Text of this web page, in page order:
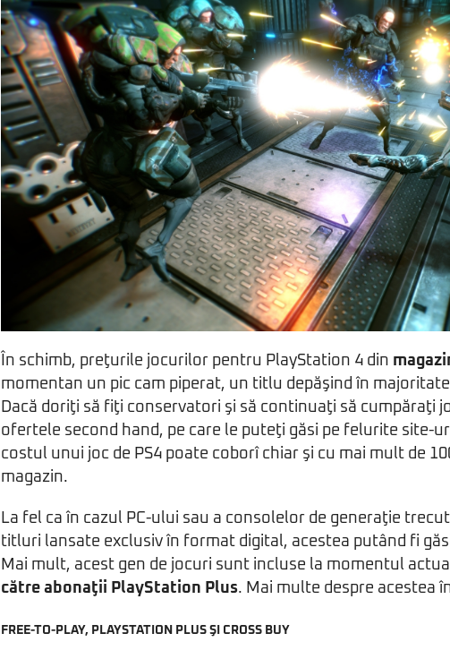
În schimb, preţurile jocurilor pentru PlayStation 4 din
momentan un pic cam piperat, un titlu depăşind în
Dacă doriţi să fiţi conservatori şi să continuaţi să cumpăraţi
ofertele second hand, pe care le puteţi găsi pe felurite site-
costul unui joc de PS4 poate coborî chiar şi cu mai mult de
magazin.
La fel ca în cazul PC-ului sau a consolelor de generaţie
titluri lansate exclusiv în format digital, acestea putând fi
Mai mult, acest gen de jocuri sunt incluse la momentul
către abonaţii PlayStation Plus. Mai multe despre acestea
FREE-TO-PLAY, PLAYSTATION PLUS ŞI CROSS BUY